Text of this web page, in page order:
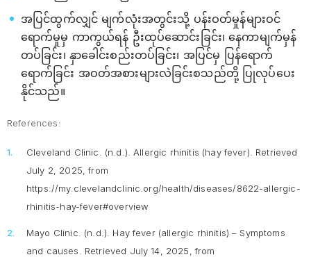
အပြင်ထွက်လျှင် မျက်လုံးအတွင်းသို့ ပန်းဝတ်မှုန်များဝင်
ရောက်မှုမှ ကာကွယ်ရန် ဦးထုပ်ဆောင်းခြင်း၊ ​နေကာမျက်မှန်
တပ်ခြင်း၊ နှာခေါင်းစည်းတပ်ခြင်း၊ အပြင်မှ​​ ပြန်ရောက်​
ရောက်ခြင်း အဝတ်အစားများလဲခြင်းစသည်တို့ ပြုလုပ်ပေး
နိုင်သည်။
References:
Cleveland Clinic. (n.d.). Allergic rhinitis (hay fever). Retrieved
July 2, 2025, from
https://my.clevelandclinic.org/health/diseases/8622-allergic-
rhinitis-hay-fever#overview
Mayo Clinic. (n.d.). Hay fever (allergic rhinitis) – Symptoms
and causes. Retrieved July 14, 2025, from